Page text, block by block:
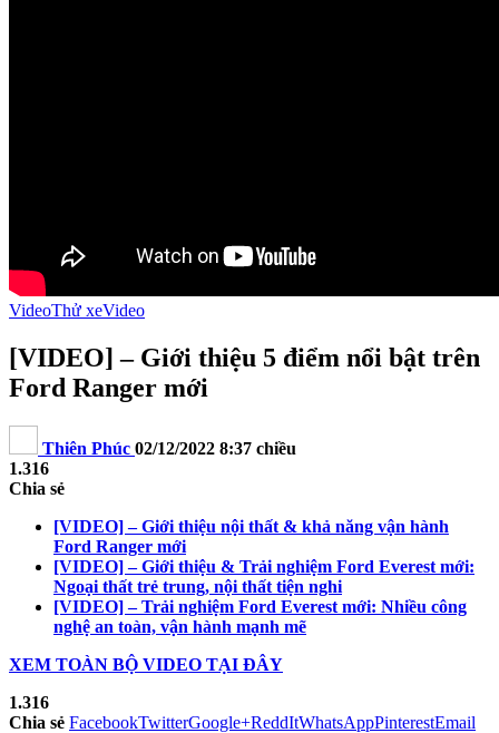
VideoThử xeVideo
[VIDEO] – Giới thiệu 5 điểm nổi bật trên
Ford Ranger mới
Thiên Phúc 02/12/2022 8:37 chiều
1.316
Chia sẻ
[VIDEO] – Giới thiệu nội thất & khả năng vận hành
Ford Ranger mới
[VIDEO] – Giới thiệu & Trải nghiệm Ford Everest mới:
Ngoại thất trẻ trung, nội thất tiện nghi
[VIDEO] – Trải nghiệm Ford Everest mới: Nhiều công
nghệ an toàn, vận hành mạnh mẽ
XEM TOÀN BỘ VIDEO TẠI ĐÂY
1.316
Chia sẻ FacebookTwitterGoogle+ReddItWhatsAppPinterestEmail